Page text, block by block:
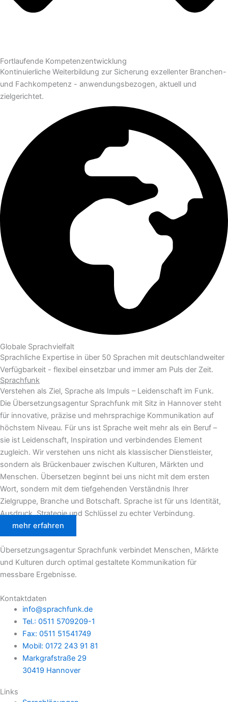
Fortlaufende Kompetenzentwicklung
Kontinuierliche Weiterbildung zur Sicherung exzellenter Branchen-
und Fachkompetenz - anwendungsbezogen, aktuell und
zielgerichtet.
Globale Sprachvielfalt
Sprachliche Expertise in über 50 Sprachen mit deutschlandweiter
Verfügbarkeit - flexibel einsetzbar und immer am Puls der Zeit.
Sprachfunk
Verstehen als Ziel, Sprache als Impuls – Leidenschaft im Funk.
Die Übersetzungsagentur Sprachfunk mit Sitz in Hannover steht
für innovative, präzise und mehrsprachige Kommunikation auf
höchstem Niveau. Für uns ist Sprache weit mehr als ein Beruf –
sie ist Leidenschaft, Inspiration und verbindendes Element
zugleich. Wir verstehen uns nicht als klassischer Dienstleister,
sondern als Brückenbauer zwischen Kulturen, Märkten und
Menschen. Übersetzen beginnt bei uns nicht mit dem ersten
Wort, sondern mit dem tiefgehenden Verständnis Ihrer
Zielgruppe, Branche und Botschaft. Sprache ist für uns Identität,
Ausdruck, Strategie und Schlüssel zu echter Verbindung.
mehr erfahren
Übersetzungsagentur Sprachfunk verbindet Menschen, Märkte
und Kulturen durch optimal gestaltete Kommunikation für
messbare Ergebnisse.
Kontaktdaten
info@sprachfunk.de
Tel.: 0511 5709209-1
Fax: 0511 51541749
Mobil: 0172 243 91 81
Markgrafstraße 29
30419 Hannover
Links